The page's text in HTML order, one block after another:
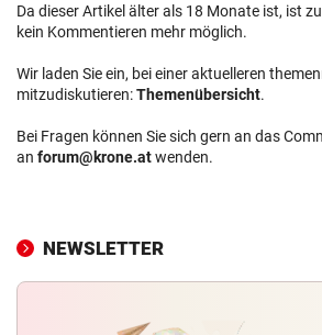
Da dieser Artikel älter als 18 Monate ist, ist
kein Kommentieren mehr möglich.
Wir laden Sie ein, bei einer aktuelleren
mitzudiskutieren:Themenübersicht.
Bei Fragen können Sie sich gern an das
an forum@krone.atwenden.
NEWSLETTER